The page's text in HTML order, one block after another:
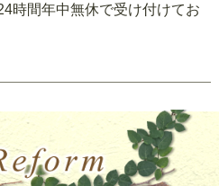
時間年中無休で受け付けてお